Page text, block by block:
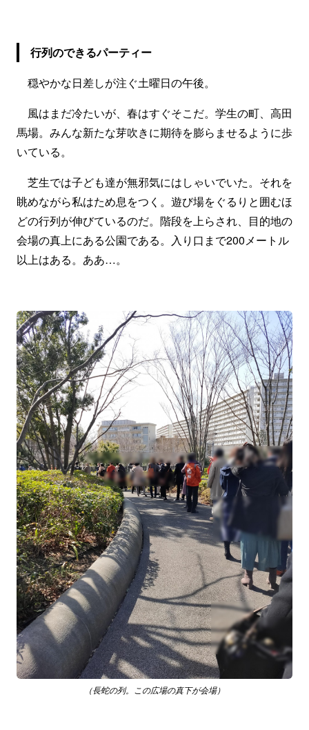
行列のできるパーティー
穏やかな日差しが注ぐ土曜日の午後。
風はまだ冷たいが、春はすぐそこだ。学生の町、高田
馬場。みんな新たな芽吹きに期待を膨らませるように歩
いている。
芝生では子ども達が無邪気にはしゃいでいた。それを
眺めながら私はため息をつく。遊び場をぐるりと囲むほ
どの行列が伸びているのだ。階段を上らされ、目的地の
会場の真上にある公園である。入り口まで200メートル
以上はある。ああ…。
（長蛇の列。この広場の真下が会場）